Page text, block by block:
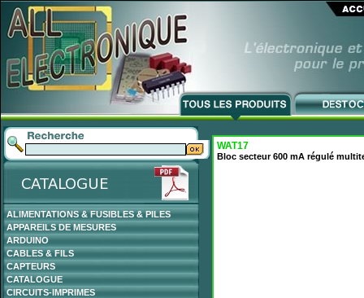
ALIMENTATIONS & FUSIBLES & PILES
APPAREILS DE MESURES
ARDUINO
CABLES & FILS
CAPTEURS
CATALOGUE
CIRCUITS-IMPRIMES
WAT17
Bloc secteur 600 mA régulé